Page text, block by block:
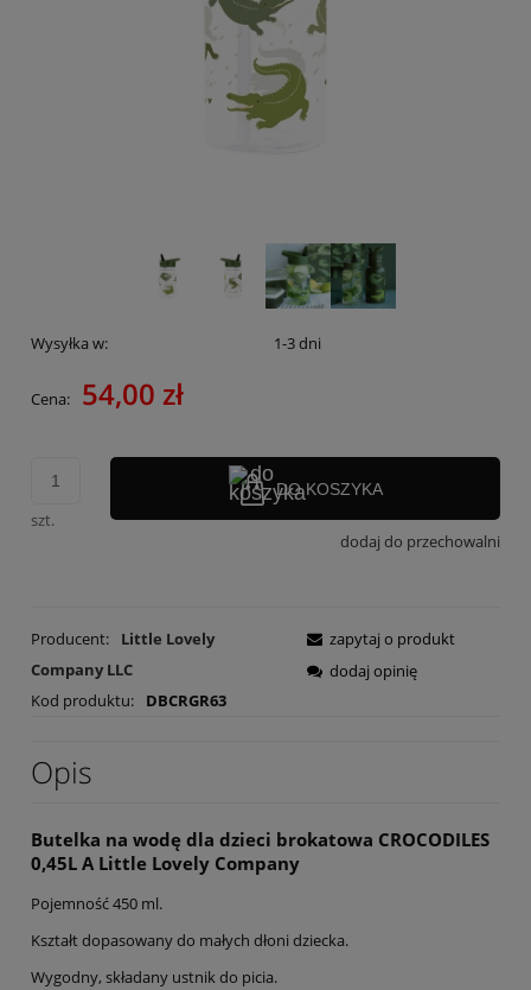
Wysyłka w: 1-3 dni
Cena: 54,00 zł
szt.
DO KOSZYKA
dodaj do przechowalni
Producent:
Little Lovely
Company LLC
Kod produktu:
DBCRGR63
zapytaj o produkt
dodaj opinię
Opis
Butelka na wodę dla dzieci brokatowa CROCODILES
0,45L A Little Lovely Company
Pojemność 450 ml.
Kształt dopasowany do małych dłoni dziecka.
Wygodny, składany ustnik do picia.